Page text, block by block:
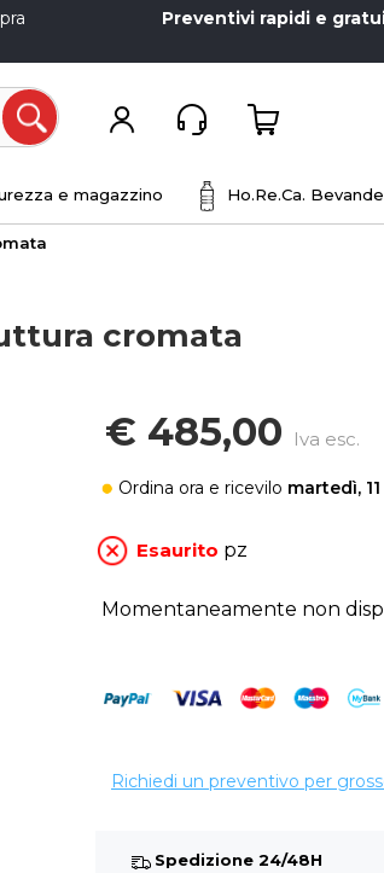
Preventivi rapidi e
e magazzino Ho.Re.Ca.
cromata
€ 485,00 Iva esc.
Ordina ora e ricevilo martedì,
Esaurito pz
Momentaneamente non
Richiedi un preventivo per
Spedizione 24/48H